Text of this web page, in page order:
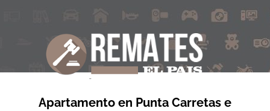
Apartamento en Punta Carretas e